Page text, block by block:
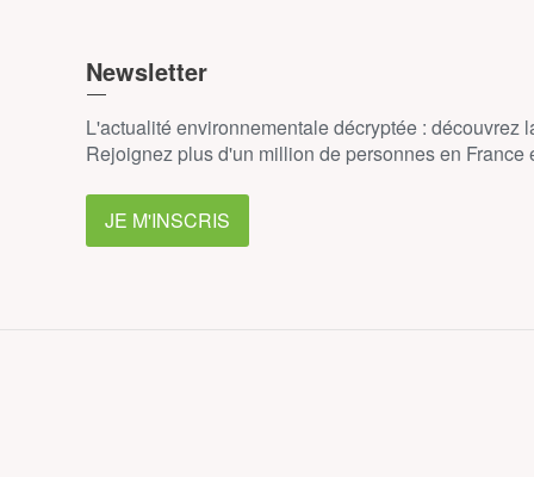
Newsletter
L'actualité environnementale décryptée : découvrez
Rejoignez plus d'un million de personnes en
JE M'INSCRIS